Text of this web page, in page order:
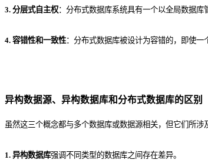
3. 分层式自主权：分布式数据库系统具有一个以全局数据库
4. 容错性和一致性：分布式数据库被设计为容错的，即使一
异构数据源、异构数据库和分布式数据库的区别
虽然这三个概念都与多个数据库或数据源相关，但它们所涉
1. 异构数据库强调不同类型的数据库之间存在差异。